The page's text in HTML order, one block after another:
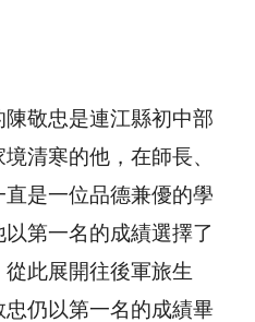
敬忠是連江縣初中部
清寒的他，在師長、
是一位品德兼優的學
第一名的成績選擇了
此展開往後軍旅生
仍以第一名的成績畢